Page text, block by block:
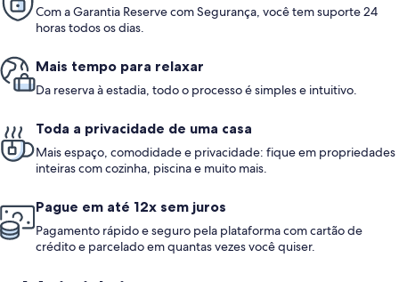
Com a Garantia Reserve com Segurança, você tem suporte 24
horas todos os dias.
Mais tempo para relaxar
Da reserva à estadia, todo o processo é simples e intuitivo.
Toda a privacidade de uma casa
Mais espaço, comodidade e privacidade: fique em propriedades
inteiras com cozinha, piscina e muito mais.
Pague em até 12x sem juros
Pagamento rápido e seguro pela plataforma com cartão de
crédito e parcelado em quantas vezes você quiser.